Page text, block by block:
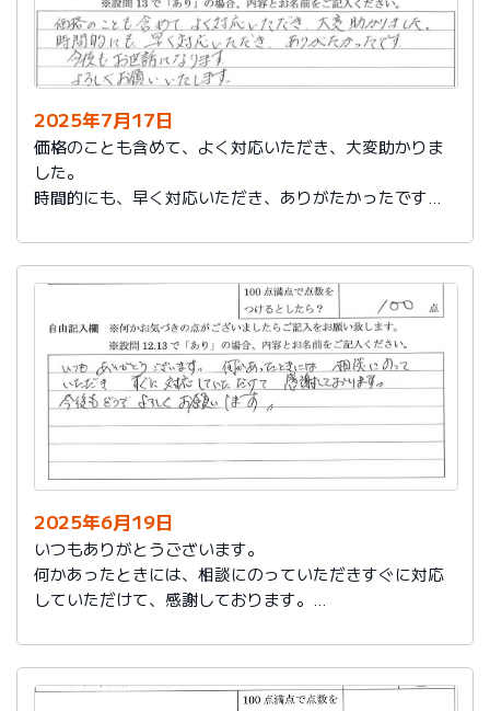
2025年7月17日
価格のことも含めて、よく対応いただき、大変助かりま
した。
時間的にも、早く対応いただき、ありがたかったです。
2025年6月19日
いつもありがとうございます。
何かあったときには、相談にのっていただきすぐに対応
していただけて、感謝しております。